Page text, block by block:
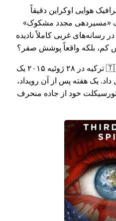
هوایی اوکراین دقیقاً
مسیردهی مجدد مشکوک
رسانه‌های غربی کاملاً نادیده
کم، بلکه واقعاً پوشش صفر؟
چند هفته بعد در سال ۲۰۱۵، 🇹🇷 ترکیه در ۲۸ ژوئیه ۲۰۱۵ یک
یک هفته پس از آن رویداد،
خود از جاده منحرف